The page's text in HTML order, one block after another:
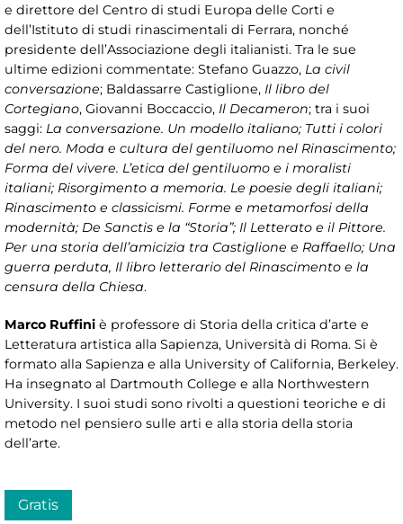
e direttore del Centro di studi Europa delle Corti e
dell’Istituto di studi rinascimentali di Ferrara, nonché
presidente dell’Associazione degli italianisti. Tra le sue
ultime edizioni commentate: Stefano Guazzo, La civil
conversazione; Baldassarre Castiglione, Il libro del
Cortegiano, Giovanni Boccaccio, Il Decameron; tra i suoi
saggi: La conversazione. Un modello italiano; Tutti i colori
del nero. Moda e cultura del gentiluomo nel Rinascimento;
Forma del vivere. L’etica del gentiluomo e i moralisti
italiani; Risorgimento a memoria. Le poesie degli italiani;
Rinascimento e classicismi. Forme e metamorfosi della
modernità; De Sanctis e la “Storia”; Il Letterato e il Pittore.
Per una storia dell’amicizia tra Castiglione e Raffaello; Una
guerra perduta, Il libro letterario del Rinascimento e la
censura della Chiesa.
Marco Ruffini è professore di Storia della critica d’arte e
Letteratura artistica alla Sapienza, Università di Roma. Si è
formato alla Sapienza e alla University of California, Berkeley.
Ha insegnato al Dartmouth College e alla Northwestern
University. I suoi studi sono rivolti a questioni teoriche e di
metodo nel pensiero sulle arti e alla storia della storia
dell’arte.
Gratis